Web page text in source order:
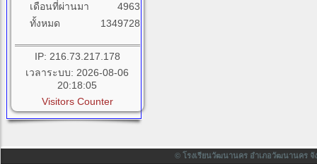
เดือนที่ผ่านมา
ทั้งหมด
4963
1349728
IP: 216.73.217.178
เวลาระบบ: 2026-08-06
20:18:05
Visitors Counter
© โรงเรียนวัฒนานคร อำเภอวัฒนานคร จั